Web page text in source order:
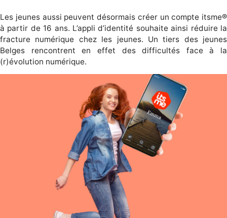
Les jeunes aussi peuvent désormais créer un compte itsme®
à partir de 16 ans. L’appli d’identité souhaite ainsi réduire la
fracture numérique chez les jeunes. Un tiers des jeunes
Belges rencontrent en effet des difficultés face à la
(r)évolution numérique.